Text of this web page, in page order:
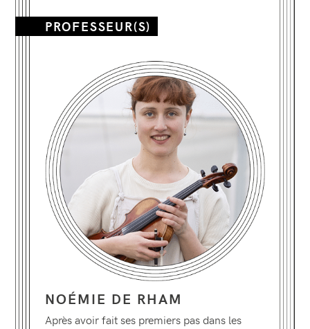
PROFESSEUR(S)
NOÉMIE DE RHAM
Après avoir fait ses premiers pas dans les